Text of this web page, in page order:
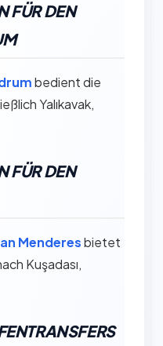
FÜR DEN
bedient die
Yalıkavak,
FÜR DEN
Menderesbietet
Kuşadası,